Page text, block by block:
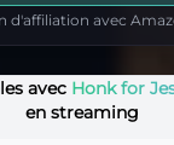
d'affiliation avec
avec Honk for
en streaming